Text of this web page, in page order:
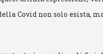
Covid non solo esista,